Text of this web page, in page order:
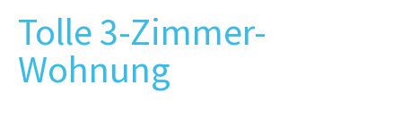
Tolle 3-Zimmer-
Wohnung